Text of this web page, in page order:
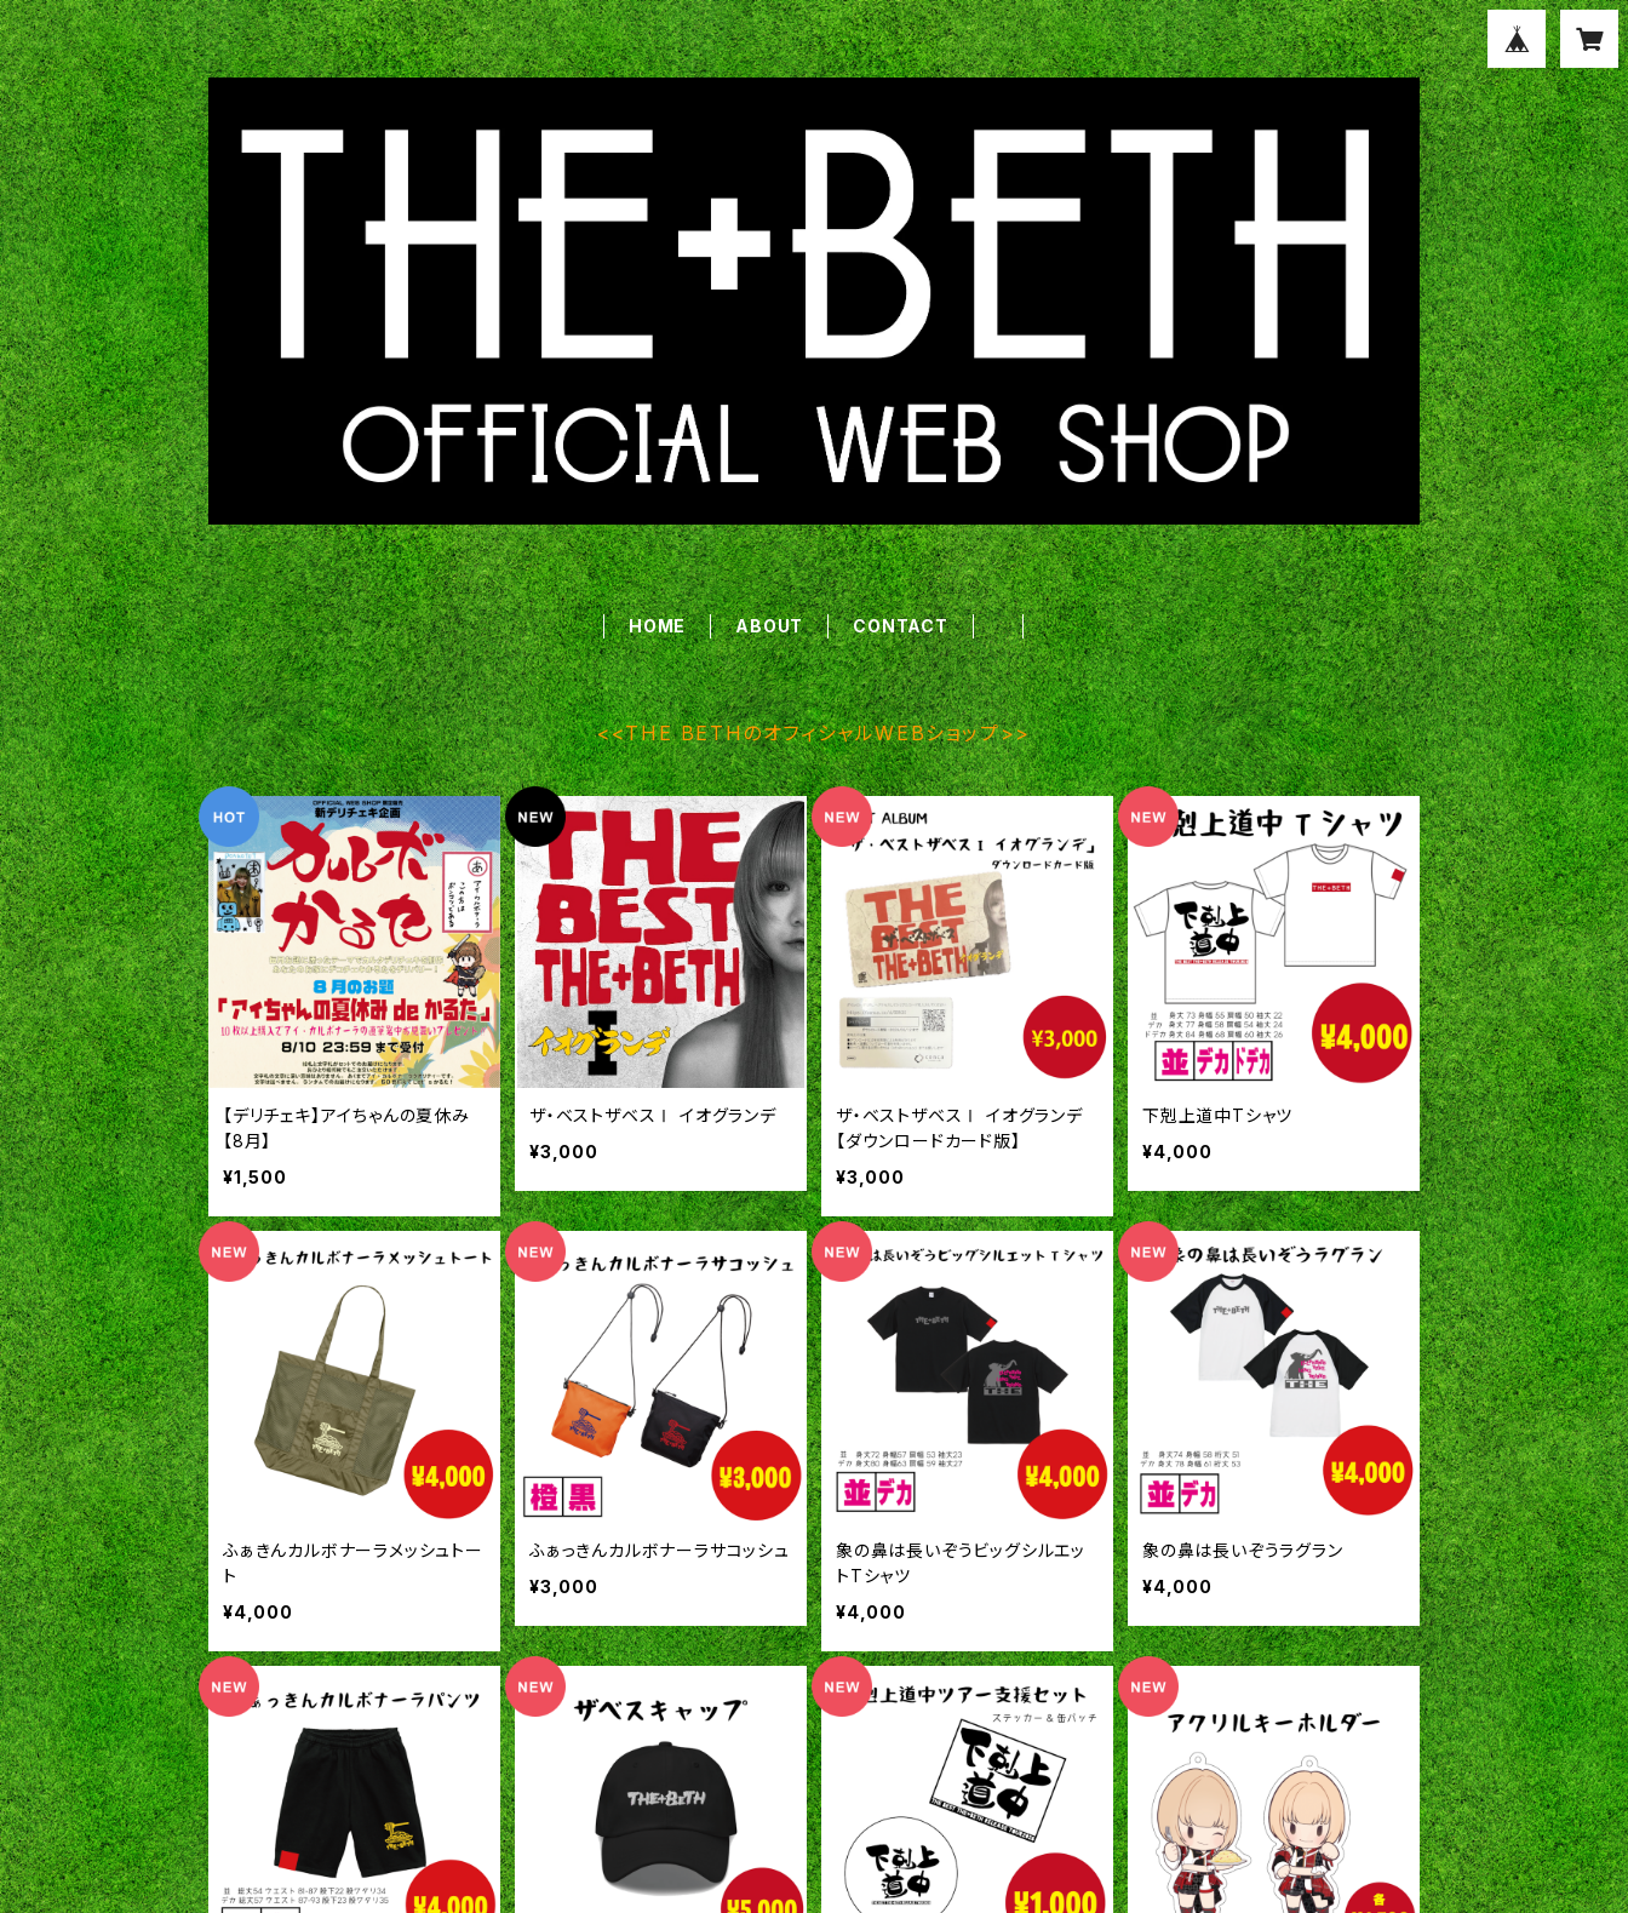
HOME ABOUT CONTACT
<<THE BETHのオフィシャルWEBショップ>>
【デリチェキ】アイちゃんの夏休み
【8月】
¥1,500
ザ・ベストザベスⅠ イオグランデ
¥3,000
ザ・ベストザベスⅠ イオグランデ
【ダウンロードカード版】
¥3,000
下剋上道中Tシャツ
¥4,000
ふぁきんカルボナーラメッシュトー
ト
¥4,000
ふぁっきんカルボナーラサコッシュ
¥3,000
象の鼻は長いぞうビッグシルエッ
トTシャツ
¥4,000
象の鼻は長いぞうラグラン
¥4,000